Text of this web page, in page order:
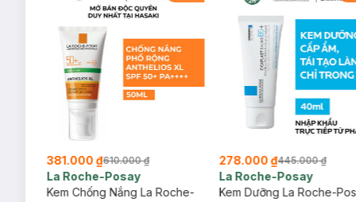
381.000 ₫610.000 ₫
La Roche-Posay
Kem Chống Nắng La Roche-
278.000 ₫445.000 ₫
La Roche-Posay
Kem Dưỡng La Roche-